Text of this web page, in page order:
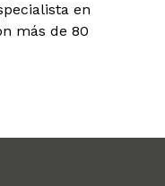
en
más de 80